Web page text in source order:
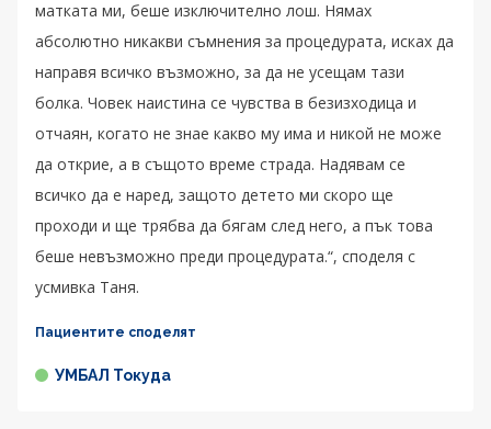
матката ми, беше изключително лош. Нямах
абсолютно никакви съмнения за процедурата, исках да
направя всичко възможно, за да не усещам тази
болка. Човек наистина се чувства в безизходица и
отчаян, когато не знае какво му има и никой не може
да открие, а в същото време страда. Надявам се
всичко да е наред, защото детето ми скоро ще
проходи и ще трябва да бягам след него, а пък това
беше невъзможно преди процедурата.“, споделя с
усмивка Таня.
Пациентите споделят
УМБАЛ Токуда